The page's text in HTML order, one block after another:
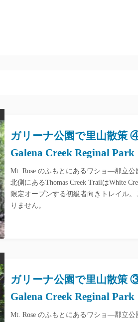
ガリーナ公園で里山散策
Galena Creek Reginal Park
Mt. Rose のふもとにあるワショ―郡立公
北側にあるThomas Creek TrailはWhite
限定オープンする初級者向きトレイル
りません。
ガリーナ公園で里山散策
Galena Creek Reginal Park
Mt. Rose のふもとにあるワショ―郡立公